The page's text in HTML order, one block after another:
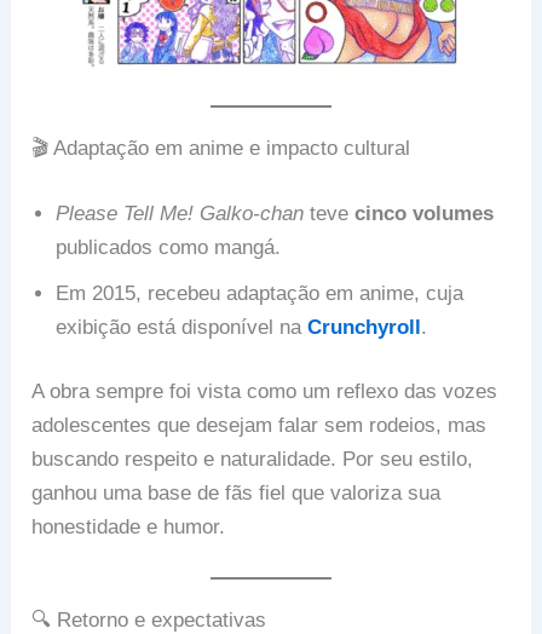
🎬 Adaptação em anime e impacto cultural
Please Tell Me! Galko-chan tevecinco volumes
publicados como mangá.
Em 2015, recebeu adaptação em anime, cuja
exibição está disponível naCrunchyroll.
A obra sempre foi vista como um reflexo das vozes
adolescentes que desejam falar sem rodeios, mas
buscando respeito e naturalidade. Por seu estilo,
ganhou uma base de fãs fiel que valoriza sua
honestidade e humor.
🔍 Retorno e expectativas